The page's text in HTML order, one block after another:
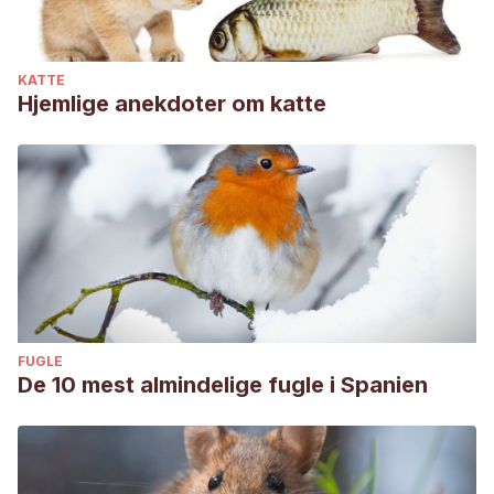
Book of Coming Forth by Day: El Pairo De Ani, Del Museo
Britanico. Editorial Kier. Online:
[https://books.google.es/books?
AKHZcJD7kQ6AEIKDAA#v=onepage&q=bast&f=false]
Eason, C. (2009).
Nuevos Misterios del Antiguo Egipto
Ediciones Robinbook. Online:
[https://books.google.es/books?id=A-
Metz, G. (2011).
Razas de gatos. Editorial HISPANO
EUROPEA. Online: [https://books.google.es/books?
KATTE
Hjemlige anekdoter om katte
FUGLE
De 10 mest almindelige fugle i Spanien